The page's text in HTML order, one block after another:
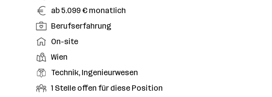
n
t
e
l
u
n
G
e
h
a
l
t
ab 5.099 € monatlich
P
o
i
t
i
Berufserfahrung
A
r
b
e
i
On-site
D
i
n
Wien
B
e
Technik, Ingenieurwesen
O
1 Stelle offen für diese Position